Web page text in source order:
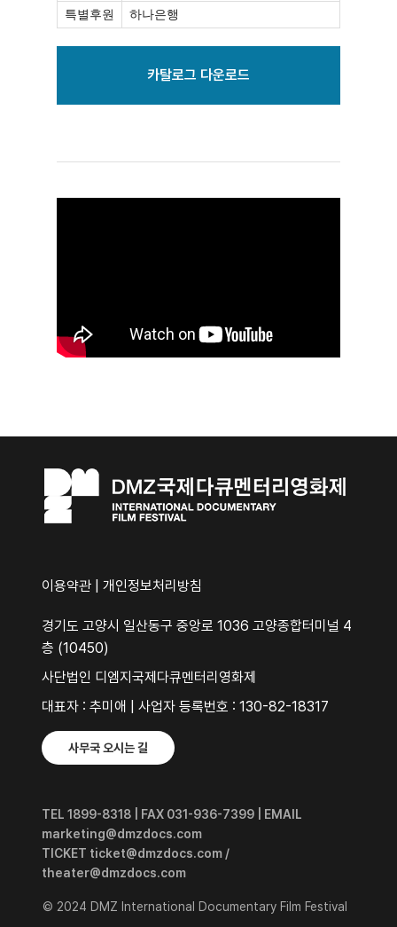
특별후원
하나은행
카탈로그 다운로드
이용약관 개인정보처리방침
경기도 고양시 일산동구 중앙로 1036 고양종합터미널 4
층 (10450)
사단법인 디엠지국제다큐멘터리영화제
대표자 : 추미애 | 사업자 등록번호 : 130-82-18317
사무국 오시는 길
TEL 1899-8318 | FAX 031-936-7399 | EMAIL
marketing@dmzdocs.com
TICKET ticket@dmzdocs.com /
theater@dmzdocs.com
© 2024 DMZ International Documentary Film Festival